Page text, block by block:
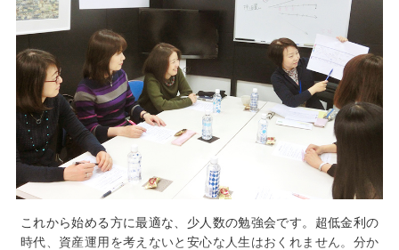
これから始める方に最適な、少人数の勉強会です。超低金利の
時代、資産運用を考えないと安心な人生はおくれません。分か